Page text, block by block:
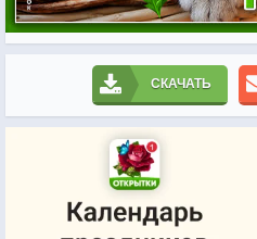
СКАЧАТЬ